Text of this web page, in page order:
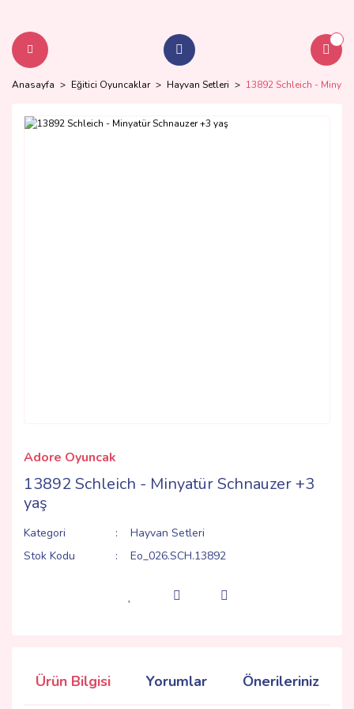
Anasayfa Eğitici Oyuncaklar Hayvan Setleri 13892 Schleich -
Adore Oyuncak
13892 Schleich - Minyatür Schnauzer +3
yaş
Kategori
Hayvan Setleri
Stok Kodu
Eo_026.SCH.13892
Ürün Bilgisi Yorumlar Önerileriniz